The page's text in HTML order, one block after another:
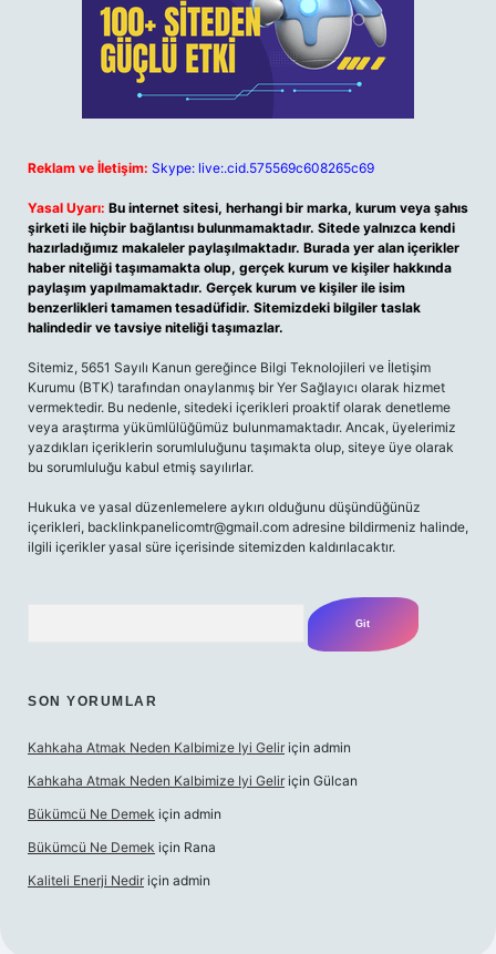
Reklam ve İletişim: Skype: live:.cid.575569c608265c69
Yasal Uyarı: Bu internet sitesi, herhangi bir marka, kurum veya şahıs
şirketi ile hiçbir bağlantısı bulunmamaktadır. Sitede yalnızca kendi
hazırladığımız makaleler paylaşılmaktadır. Burada yer alan içerikler
haber niteliği taşımamakta olup, gerçek kurum ve kişiler hakkında
paylaşım yapılmamaktadır. Gerçek kurum ve kişiler ile isim
benzerlikleri tamamen tesadüfidir. Sitemizdeki bilgiler taslak
halindedir ve tavsiye niteliği taşımazlar.
Sitemiz, 5651 Sayılı Kanun gereğince Bilgi Teknolojileri ve İletişim
Kurumu (BTK) tarafından onaylanmış bir Yer Sağlayıcı olarak hizmet
vermektedir. Bu nedenle, sitedeki içerikleri proaktif olarak denetleme
veya araştırma yükümlülüğümüz bulunmamaktadır. Ancak, üyelerimiz
yazdıkları içeriklerin sorumluluğunu taşımakta olup, siteye üye olarak
bu sorumluluğu kabul etmiş sayılırlar.
Hukuka ve yasal düzenlemelere aykırı olduğunu düşündüğünüz
içerikleri, backlinkpanelicomtr@gmail.com adresine bildirmeniz halinde,
ilgili içerikler yasal süre içerisinde sitemizden kaldırılacaktır.
SON YORUMLAR
Kahkaha Atmak Neden Kalbimize Iyi Gelir için admin
Kahkaha Atmak Neden Kalbimize Iyi Gelir için Gülcan
Bükümcü Ne Demek için admin
Bükümcü Ne Demek için Rana
Kaliteli Enerji Nedir için admin